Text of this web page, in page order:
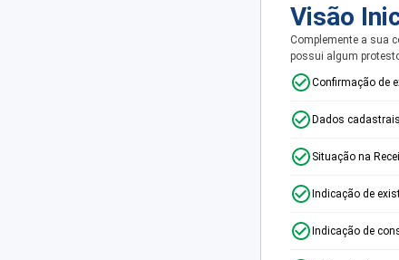
Visão
Complemente a sua
possui algum
Confirmação de
Dados
Situação na
Indicação de
Indicação de